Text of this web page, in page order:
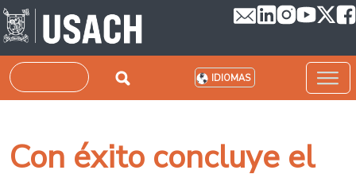
Pasar al contenido principal
Buscar IDIOMAS
Con éxito concluye el